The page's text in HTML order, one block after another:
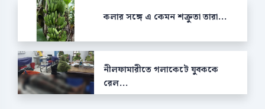
কলার সঙ্গে এ কেমন শক্রুতা তারা...
নীলফামারীতে গলাকেটে যুবককে
রেল...